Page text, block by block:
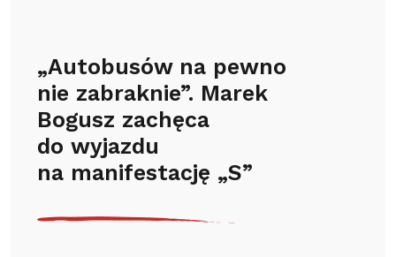
„Autobusów na pewno
nie zabraknie”. Marek
Bogusz zachęca
do wyjazdu
na manifestację „S”